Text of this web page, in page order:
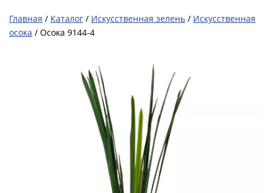
Главная / Каталог / Искусственная зелень / Искусственная
осока / Осока 9144-4